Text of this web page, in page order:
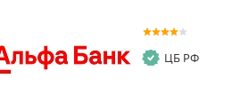
ЦБ РФ